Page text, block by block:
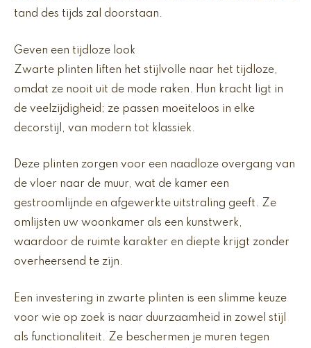
tand des tijds zal doorstaan.
Geven een tijdloze look
Zwarte plinten liften het stijlvolle naar het tijdloze,
omdat ze nooit uit de mode raken. Hun kracht ligt in
de veelzijdigheid; ze passen moeiteloos in elke
decorstijl, van modern tot klassiek.
Deze plinten zorgen voor een naadloze overgang van
de vloer naar de muur, wat de kamer een
gestroomlijnde en afgewerkte uitstraling geeft. Ze
omlijsten uw woonkamer als een kunstwerk,
waardoor de ruimte karakter en diepte krijgt zonder
overheersend te zijn.
Een investering in zwarte plinten is een slimme keuze
voor wie op zoek is naar duurzaamheid in zowel stijl
als functionaliteit. Ze beschermen je muren tegen